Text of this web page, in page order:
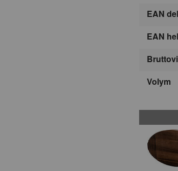
EAN
EAN
Volym